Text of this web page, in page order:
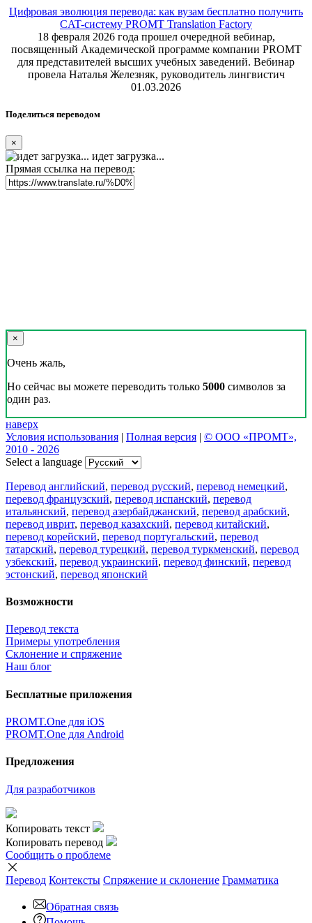
Цифровая эволюция перевода: как вузам бесплатно получить
CAT-систему PROMT Translation Factory
18 февраля 2026 года прошел очередной вебинар,
посвященный Академической программе компании PROMT
для представителей высших учебных заведений. Вебинар
провела Наталья Железняк, руководитель лингвистич
01.03.2026
Поделиться переводом
×
идет загрузка...
Прямая ссылка на перевод:
×
Очень жаль,
Но сейчас вы можете переводить только 5000 символов за
один раз.
наверх
Условия использования | Полная версия | © ООО «ПРОМТ»,
2010 - 2026
Select a language
Перевод английский, перевод русский, перевод немецкий,
перевод французский, перевод испанский, перевод
итальянский, перевод азербайджанский, перевод арабский,
перевод иврит, перевод казахский, перевод китайский,
перевод корейский, перевод португальский, перевод
татарский, перевод турецкий, перевод туркменский, перевод
узбекский, перевод украинский, перевод финский, перевод
эстонский, перевод японский
Возможности
Перевод текста
Примеры употребления
Склонение и спряжение
Наш блог
Бесплатные приложения
PROMT.One для iOS
PROMT.One для Android
Предложения
Для разработчиков
Копировать текст
Копировать перевод
Сообщить о проблеме
Перевод Контексты Спряжение и склонение Грамматика
Обратная связь